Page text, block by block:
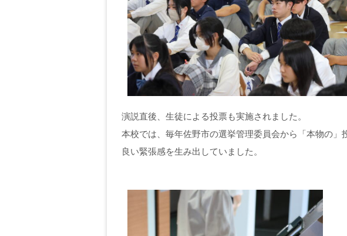
演説直後、生徒による投票も実施されました。
本校では、毎年佐野市の選挙管理委員会から「本物の」
良い緊張感を生み出していました。